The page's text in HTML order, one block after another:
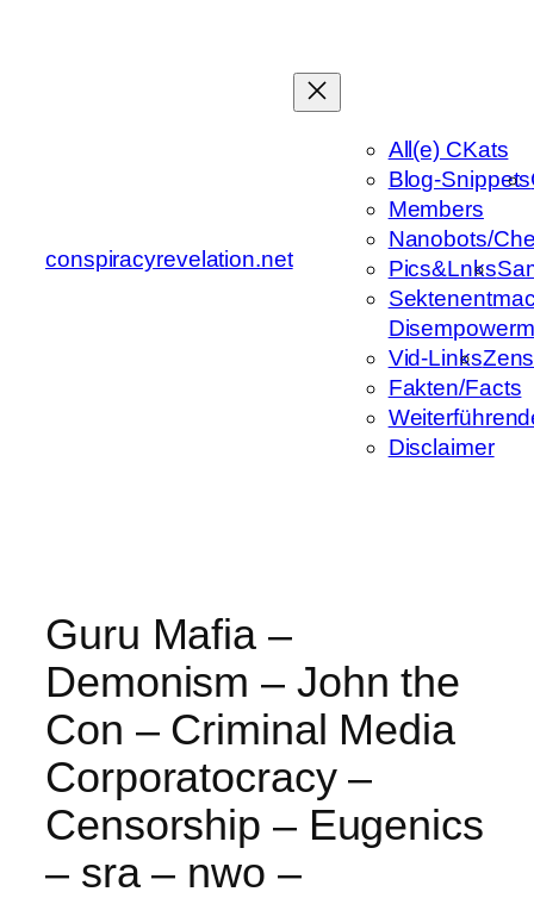
conspiracyrevelation.net
All(e) CKats
Blog-Snippets
Members
Nanobots/
Pics&Lnks
Vid-Links
Fakten/Facts
Disclaimer
Guru Mafia –
Demonism – John the
Con – Criminal Media
Corporatocracy –
Censorship – Eugenics
– sra – nwo –